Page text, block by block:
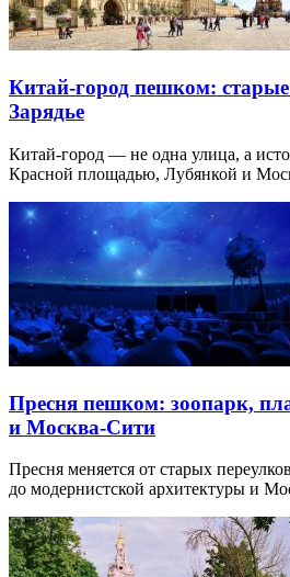
Китай-город пешком:
Зарядье
Китай-город — не одна улица, а
Красной площадью, Лубянкой и
Пресня пешком: зоопарк,
и Москва-Сити
Пресня меняется от старых
до модернистской архитектуры и